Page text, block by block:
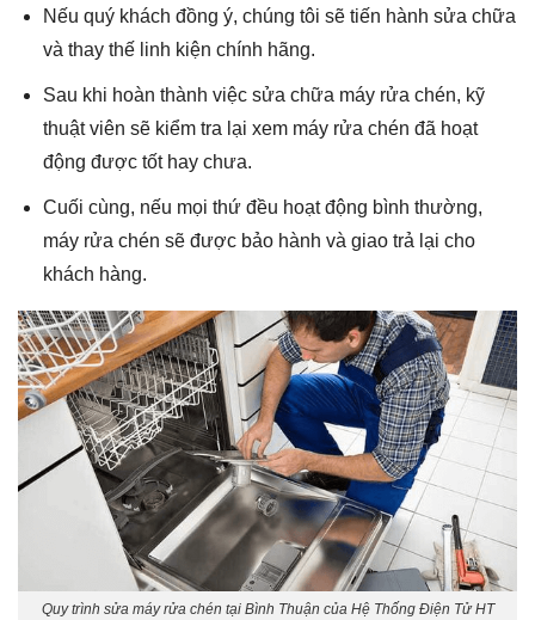
Nếu quý khách đồng ý, chúng tôi sẽ tiến hành sửa chữa
và thay thế linh kiện chính hãng.
Sau khi hoàn thành việc sửa chữa máy rửa chén, kỹ
thuật viên sẽ kiểm tra lại xem máy rửa chén đã hoạt
động được tốt hay chưa.
Cuối cùng, nếu mọi thứ đều hoạt động bình thường,
máy rửa chén sẽ được bảo hành và giao trả lại cho
khách hàng.
Quy trình sửa máy rửa chén tại Bình Thuận của Hệ Thống Điện Tử HT